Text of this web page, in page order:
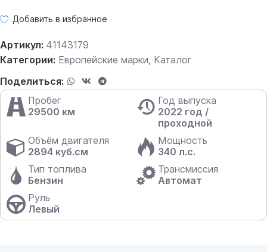
Добавить в избранное
Артикул: 41143179
Категории: Европейские марки, Каталог
Поделиться:
Пробег
29500 км
Год выпуска
2022 год /
проходной
Объём двигателя
2894 куб.см
Мощность
340 л.с.
Тип топлива
Бензин
Трансмиссия
Автомат
Руль
Левый